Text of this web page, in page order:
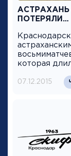
ПОТЕРЯЛИ...
которая
07.12.2015